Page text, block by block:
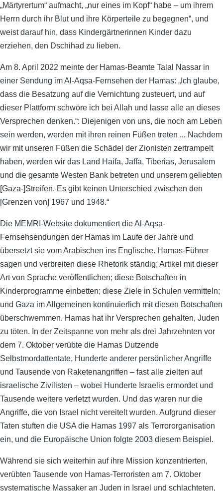
„Märtyrertum“ aufmacht, „nur eines im Kopf“ habe – um ihrem
Herrn durch ihr Blut und ihre Körperteile zu begegnen“, und
weist darauf hin, dass Kindergärtnerinnen Kinder dazu
erziehen, den Dschihad zu lieben.
Am 8. April 2022 meinte der Hamas-Beamte Talal Nassar in
einer Sendung im Al-Aqsa-Fernsehen der Hamas: „Ich glaube,
dass die Besatzung auf die Vernichtung zusteuert, und auf
dieser Plattform schwöre ich bei Allah und lasse alle an dieses
Versprechen denken.“: Diejenigen von uns, die noch am Leben
sein werden, werden mit ihren reinen Füßen treten ... Nachdem
wir mit unseren Füßen die Schädel der Zionisten zertrampelt
haben, werden wir das Land Haifa, Jaffa, Tiberias, Jerusalem
und die gesamte Westen Bank betreten und unserem geliebten
[Gaza-]Streifen. Es gibt keinen Unterschied zwischen den
[Grenzen von] 1967 und 1948.“
Die MEMRI-Website dokumentiert die Al-Aqsa-
Fernsehsendungen der Hamas im Laufe der Jahre und
übersetzt sie vom Arabischen ins Englische. Hamas-Führer
sagen und verbreiten diese Rhetorik ständig; Artikel mit dieser
Art von Sprache veröffentlichen; diese Botschaften in
Kinderprogramme einbetten; diese Ziele in Schulen vermitteln;
und Gaza im Allgemeinen kontinuierlich mit diesen Botschaften
überschwemmen. Hamas hat ihr Versprechen gehalten, Juden
zu töten. In der Zeitspanne von mehr als drei Jahrzehnten vor
dem 7. Oktober verübte die Hamas Dutzende
Selbstmordattentate, Hunderte anderer persönlicher Angriffe
und Tausende von Raketenangriffen – fast alle zielten auf
israelische Zivilisten – wobei Hunderte Israelis ermordet und
Tausende weitere verletzt wurden. Und das waren nur die
Angriffe, die von Israel nicht vereitelt wurden. Aufgrund dieser
Taten stuften die USA die Hamas 1997 als Terrororganisation
ein, und die Europäische Union folgte 2003 diesem Beispiel.
Während sie sich weiterhin auf ihre Mission konzentrierten,
verübten Tausende von Hamas-Terroristen am 7. Oktober
systematische Massaker an Juden in Israel und schlachteten,